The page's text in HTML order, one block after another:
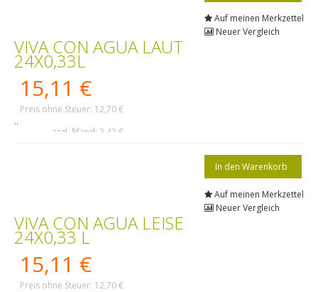
Auf meinen Merkzettel
Neuer Vergleich
VIVA CON AGUA LAUT
24X0,33L
15,11 €
Preis ohne Steuer: 12,70 €
zzgl. Pfand: 3,42 €
..
Auf meinen Merkzettel
Neuer Vergleich
VIVA CON AGUA LEISE
24X0,33 L
15,11 €
Preis ohne Steuer: 12,70 €